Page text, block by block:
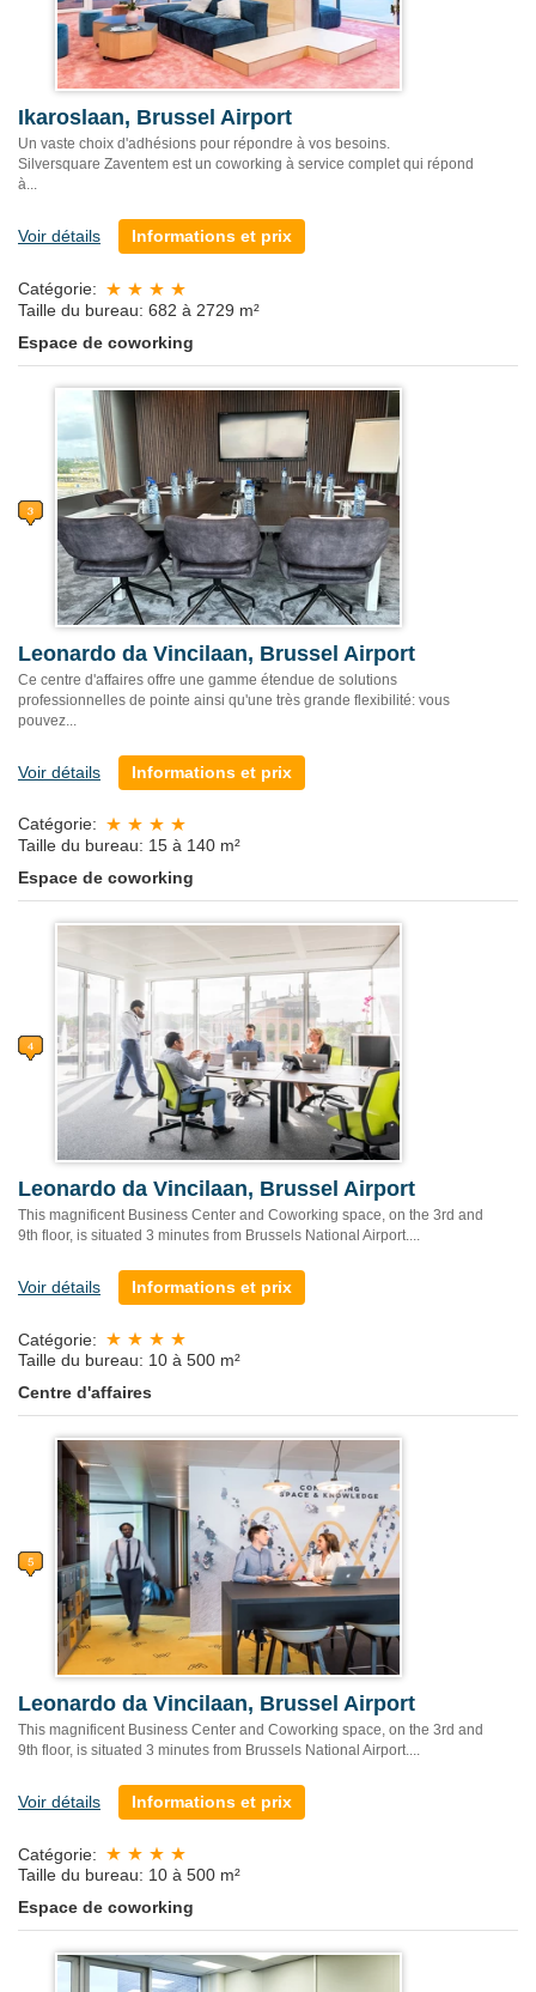
Ikaroslaan, Brussel Airport
Un vaste choix d'adhésions pour répondre à vos besoins.
Silversquare Zaventem est un coworking à service complet qui répond
à...
Voir détails Informations et prix
Catégorie:
Taille du bureau: 682 à 2729 m²
Espace de coworking
Leonardo da Vincilaan, Brussel Airport
Ce centre d'affaires offre une gamme étendue de solutions
professionnelles de pointe ainsi qu'une très grande flexibilité: vous
pouvez...
Voir détails Informations et prix
Catégorie:
Taille du bureau: 15 à 140 m²
Espace de coworking
Leonardo da Vincilaan, Brussel Airport
This magnificent Business Center and Coworking space, on the 3rd and
9th floor, is situated 3 minutes from Brussels National Airport....
Voir détails Informations et prix
Catégorie:
Taille du bureau: 10 à 500 m²
Centre d'affaires
Leonardo da Vincilaan, Brussel Airport
This magnificent Business Center and Coworking space, on the 3rd and
9th floor, is situated 3 minutes from Brussels National Airport....
Voir détails Informations et prix
Catégorie:
Taille du bureau: 10 à 500 m²
Espace de coworking